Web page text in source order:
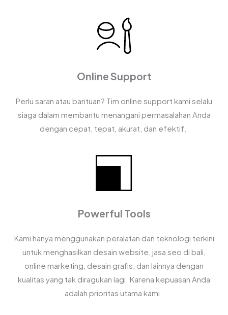
Online Support
Perlu saran atau bantuan? Tim online support kami selalu
siaga dalam membantu menangani permasalahan Anda
dengan cepat, tepat, akurat, dan efektif.
Powerful Tools
Kami hanya menggunakan peralatan dan teknologi terkini
untuk menghasilkan desain website, jasa seo di bali,
online marketing, desain grafis, dan lainnya dengan
kualitas yang tak diragukan lagi. Karena kepuasan Anda
adalah prioritas utama kami.